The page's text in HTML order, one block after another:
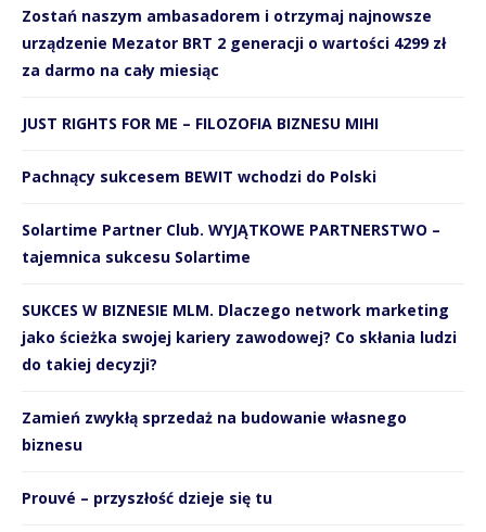
Zostań naszym ambasadorem i otrzymaj najnowsze
urządzenie Mezator BRT 2 generacji o wartości 4299 zł
za darmo na cały miesiąc
JUST RIGHTS FOR ME – FILOZOFIA BIZNESU MIHI
Pachnący sukcesem BEWIT wchodzi do Polski
Solartime Partner Club. WYJĄTKOWE PARTNERSTWO –
tajemnica sukcesu Solartime
SUKCES W BIZNESIE MLM. Dlaczego network marketing
jako ścieżka swojej kariery zawodowej? Co skłania ludzi
do takiej decyzji?
Zamień zwykłą sprzedaż na budowanie własnego
biznesu
Prouvé – przyszłość dzieje się tu